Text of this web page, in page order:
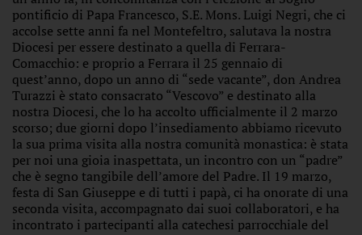
pontificio di Papa Francesco, S.E. Mons. Luigi Negri, che ci
accolse sette anni fa nel Montefeltro, salutava la nostra
Diocesi per essere destinato a quella di Ferrara-
Comacchio: e proprio a Ferrara il 25 gennaio di
quest’anno, dopo un anno di “sede vacante”, don Andrea
Turazzi è stato consacrato “Vescovo” e destinato alla
nostra Diocesi, che lo ha accolto ufficialmente il 2 marzo
scorso; due giorni dopo l’insediamento abbiamo ricevuto
la sua prima visita alla nostra comunità monastica: è stata
per noi una gioia inaspettata, un incontro con un “padre”
che è segno tangibile dell’amore del Padre. Il 19 marzo,
festa di San Giuseppe e di tutti i papà, ci ha onorate di una
seconda visita, accompagnato dai suoi collaboratori, e ha
incontrato i partecipanti alla catechesi parrocchiale del